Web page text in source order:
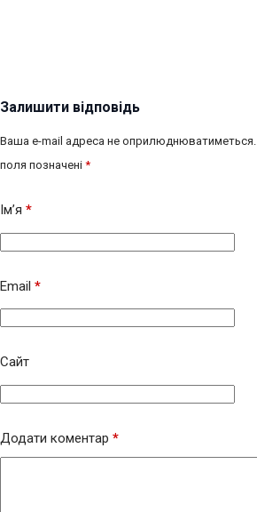
Залишити відповідь
Ваша e-mail адреса не оприлюднюватиметься.
поля позначені *
Ім’я *
Email *
Сайт
Додати коментар *